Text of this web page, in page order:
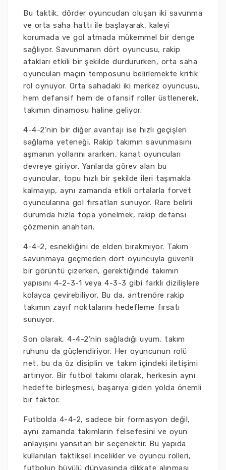
Bu taktik, dörder oyuncudan oluşan iki savunma
ve orta saha hattı ile başlayarak, kaleyi
korumada ve gol atmada mükemmel bir denge
sağlıyor. Savunmanın dört oyuncusu, rakip
atakları etkili bir şekilde durdururken, orta saha
oyuncuları maçın temposunu belirlemekte kritik
rol oynuyor. Orta sahadaki iki merkez oyuncusu,
hem defansif hem de ofansif roller üstlenerek,
takımın dinamosu haline geliyor.
4-4-2'nin bir diğer avantajı ise hızlı geçişleri
sağlama yeteneği. Rakip takımın savunmasını
aşmanın yollarını ararken, kanat oyuncuları
devreye giriyor. Yanlarda görev alan bu
oyuncular, topu hızlı bir şekilde ileri taşımakla
kalmayıp, aynı zamanda etkili ortalarla forvet
oyuncularına gol fırsatları sunuyor. Rare belirli
durumda hızla topa yönelmek, rakip defansı
çözmenin anahtarı.
4-4-2, esnekliğini de elden bırakmıyor. Takım
savunmaya geçmeden dört oyuncuyla güvenli
bir görüntü çizerken, gerektiğinde takımın
yapısını 4-2-3-1 veya 4-3-3 gibi farklı dizilişlere
kolayca çevirebiliyor. Bu da, antrenöre rakip
takımın zayıf noktalarını hedefleme fırsatı
sunuyor.
Son olarak, 4-4-2’nin sağladığı uyum, takım
ruhunu da güçlendiriyor. Her oyuncunun rolü
net, bu da öz disiplin ve takım içindeki iletişimi
artırıyor. Bir futbol takımı olarak, herkesin aynı
hedefte birleşmesi, başarıya giden yolda önemli
bir faktör.
Futbolda 4-4-2, sadece bir formasyon değil,
aynı zamanda takımların felsefesini ve oyun
anlayışını yansıtan bir seçenektir. Bu yapıda
kullanılan taktiksel incelikler ve oyuncu rolleri,
futbolun büyülü dünyasında dikkate alınması